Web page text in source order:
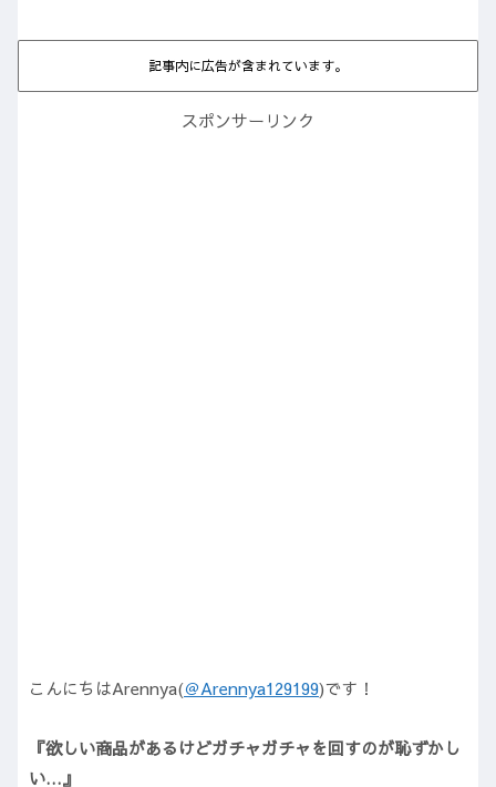
記事内に広告が含まれています。
スポンサーリンク
こんにちはArennya(＠Arennya129199)です！
『欲しい商品があるけどガチャガチャを回すのが恥ずかし
い…』